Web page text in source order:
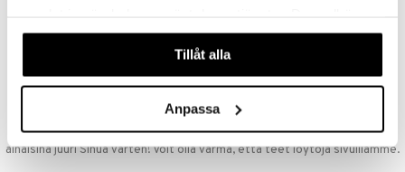
våra cookies vid fortsatt användande av vår webbplats.
Tillåt alla
Anpassa
NOPEAT TOIMITUKSET
päivänä
EDULLISET HINNAT
Ostamalla suuria eriä tuotteita varastoomme voimme pitää hinnat
alhaisina juuri Sinua varten! Voit olla varma, että teet löytöjä sivuillamme.